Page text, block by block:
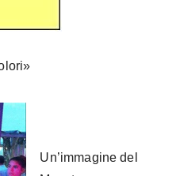
Un’immagine del